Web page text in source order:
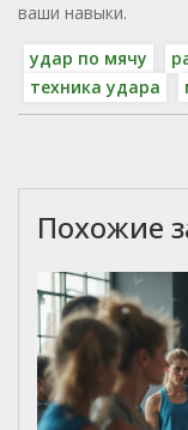
ваши навыки.
удар по мячу
техника удара
Похожие